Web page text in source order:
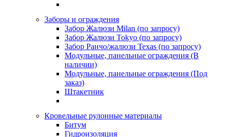
Заборы и ограждения
Забор Жалюзи Milan (по запросу)
Забор Жалюзи Tokyo (по запросу)
Забор Ранчо/жалюзи Texas (по запросу)
Модульные, панельные ограждения (В
наличии)
Модульные, панельные ограждения (Под
заказ)
Штакетник
Кровельные рулонные материалы
Битум
Гидроизоляция